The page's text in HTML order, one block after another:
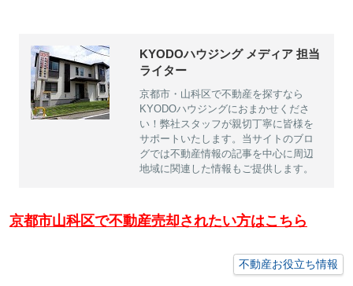
KYODOハウジング メディア 担当
ライター
京都市・山科区で不動産を探すなら
KYODOハウジングにおまかせくださ
い！弊社スタッフが親切丁寧に皆様を
サポートいたします。当サイトのブロ
グでは不動産情報の記事を中心に周辺
地域に関連した情報もご提供します。
京都市山科区で不動産売却されたい方はこちら
不動産お役立ち情報